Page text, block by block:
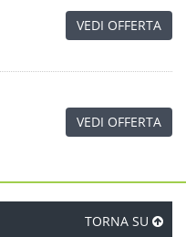
VEDI OFFERTA
VEDI OFFERTA
TORNA SU